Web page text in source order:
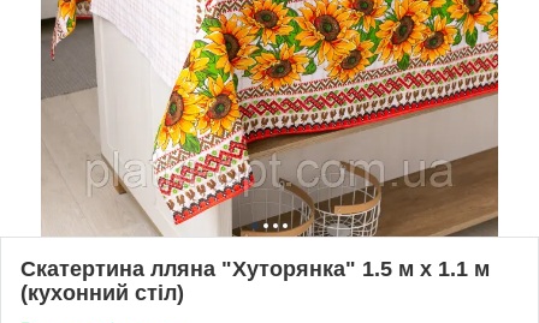
Скатертина лляна "Хуторянка" 1.5 м х 1.1 м
(кухонний стіл)